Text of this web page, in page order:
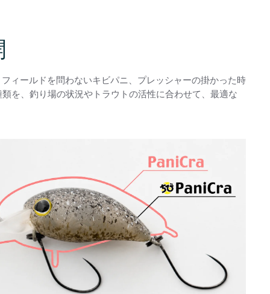
ィールドを問わないキビパニ、プレッシャーの掛かった時
を、釣り場の状況やトラウトの活性に合わせて、最適な